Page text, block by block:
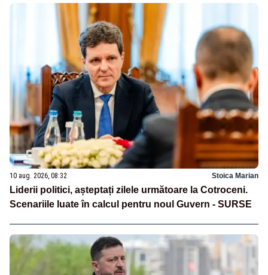
10 aug. 2026, 08:32 Stoica Marian
Liderii politici, așteptați zilele următoare la Cotroceni.
Scenariile luate în calcul pentru noul Guvern - SURSE